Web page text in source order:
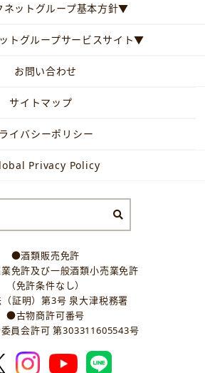
ットグループ基本方針▼
トグループサービスサイト▼
お問い合わせ
サイトマップ
イバシーポリシー
Privacy Policy
●酒類販売免許
免許及び一般酒類小売業免許
（免許条件なし）
証明）第3号 泉大津税務署
●古物商許可番号
員会許可 第303311605543号